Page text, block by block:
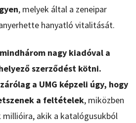
, melyek által a zeneipar
hanyatló vitalitását.
nagy kiadóval a
szerződést kötni.
a UMG képzeli úgy, hogy
a feltételek, miközben
akik a katalógusukból